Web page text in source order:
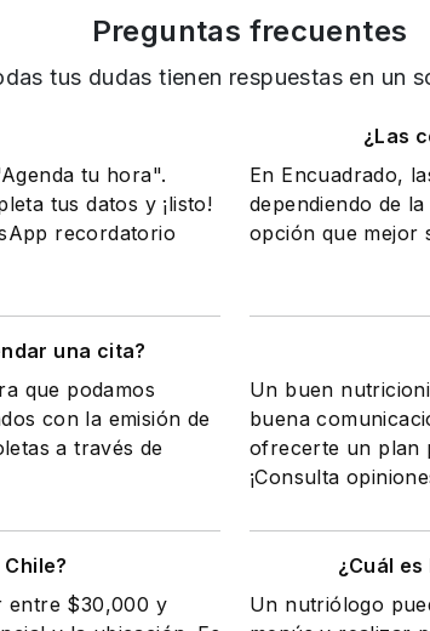
Preguntas frecuentes
tus dudas tienen respuestas en un
tu hora".
tus datos y ¡listo!
recordatorio
¿Las
En Encuadrado,
dependiendo de
opción que mejor
una cita?
que podamos
con la emisión de
a través de
Un buen
buena
ofrecerte un plan
¡Consulta
entre $30,000 y
¿Cuál
Un nutriólogo